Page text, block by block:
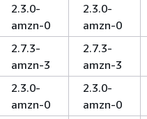
2.3.0-
amzn-0
2.3.0-
amzn-0
2.7.3-
amzn-3
2.7.3-
amzn-3
2.3.0-
amzn-0
2.3.0-
amzn-0